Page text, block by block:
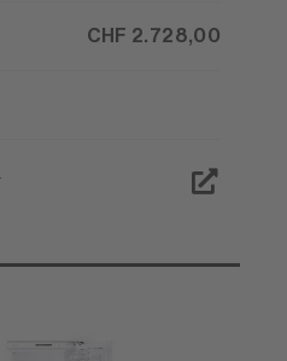
CHF 2.728,00